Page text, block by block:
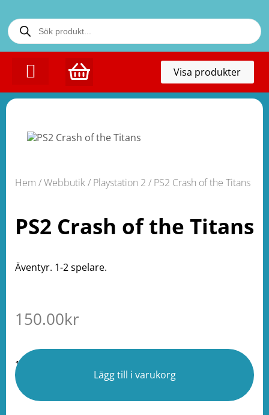
Visa produkter
Hem /Webbutik/ Playstation 2 / PS2 Crash of the Titans
PS2 Crash of the Titans
Äventyr. 1-2 spelare.
150.00kr
1 i lager
Lägg till i varukorg